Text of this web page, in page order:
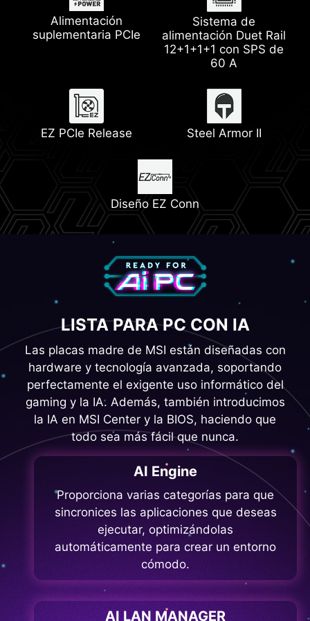
Alimentación
suplementaria PCIe
Sistema de
alimentación Duet Rail
12+1+1+1 con SPS de
60 A
EZ PCIe Release Steel Armor II
Diseño EZ Conn
Heatsink con 7W/mK
Pad Térmico
Wi-Fi 7 1x Slot PCIe 5.0 M.2
Memory Boost Lightning Gen 5
LISTA PARA PC CON IA
Las placas madre de MSI están diseñadas con
hardware y tecnología avanzada, soportando
perfectamente el exigente uso informático del
gaming y la IA. Además, también introducimos
la IA en MSI Center y la BIOS, haciendo que
todo sea más fácil que nunca.
AI Engine
Proporciona varias categorías para que
sincronices las aplicaciones que deseas
ejecutar, optimizándolas
automáticamente para crear un entorno
cómodo.
AI LAN MANAGER